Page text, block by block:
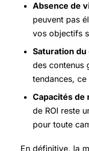
Absence de
peuvent pas
vos objectifs
Saturation
des contenus
tendances,
Capacités de
de ROI reste
pour toute
En définitive, la